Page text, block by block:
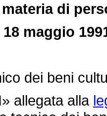
di
maggio
dei beni
allegata alla